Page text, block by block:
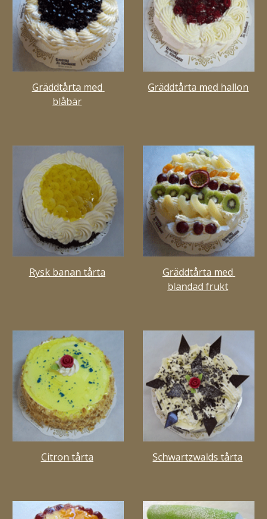
Gräddtårta med
blåbär
Gräddtårta med hallon
Rysk banan tårta
Gräddtårta med
blandad frukt
Citron tårta Schwartzwalds tårta